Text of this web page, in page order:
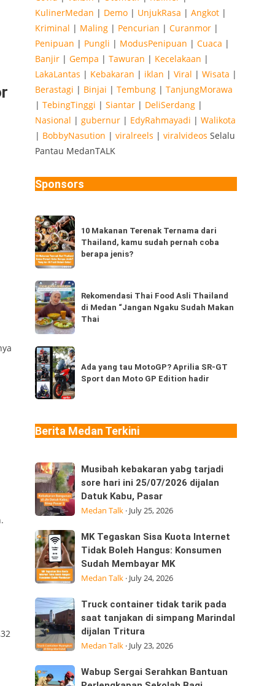
KulinerMedan | Demo| UnjukRasa | Angkot|
Kriminal | Maling| Pencurian | Curanmor|
Penipuan | Pungli | ModusPenipuan | Cuaca |
Banjir| Gempa | Tawuran | Kecelakaan |
LakaLantas | Kebakaran | iklan | Viral | Wisata |
Berastagi | Binjai | Tembung| TanjungMorawa
| TebingTinggi | Siantar| DeliSerdang|
Nasional | gubernur| EdyRahmayadi | Walikota
| BobbyNasution | viralreels | viralvideos Selalu
Pantau MedanTALK
Sponsors
10
Makanan
Terenak
Ternama
dari
Thailand,
kamu
sudah
coba
berapa
jenis?
10 Makanan Terenak Ternama dari
Thailand, kamu sudah pernah coba
berapa jenis?
Rekomendasi
Thai
Food
Asli
Thailand
di
Medan
“Jangan
Sudah
Makan
Rekomendasi Thai Food Asli Thailand
di Medan “Jangan Ngaku Sudah Makan
Thai
Ada
yang
tau
MotoGP?
SR-
GT
dan
Moto
GP
Edition
hadir
Ada yang tau MotoGP? Aprilia SR-GT
Sport dan Moto GP Edition hadir
Berita Medan Terkini
Musibah
kebakaran
yabg
tarjadi
sore
hari
ini
25/07/2026
dijalan
Datuk
Kabu,
Pasar
Musibah kebakaran yabg tarjadi
sore hari ini 25/07/2026 dijalan
Datuk Kabu, Pasar
Medan Talk· July 25, 2026
MK
Tegaskan
Sisa
Kuota
Internet
Tidak
Boleh
Hangus:
Konsumen
Sudah
MK Tegaskan Sisa Kuota Internet
Tidak Boleh Hangus: Konsumen
Sudah Membayar MK
Medan Talk· July 24, 2026
Truck
container
tidak
tarik
pada
saat
Truck container tidak tarik pada
saat tanjakan di simpang Marindal
dijalan Tritura
Medan Talk· July 23, 2026
Wabup
Wabup Sergai Serahkan Bantuan